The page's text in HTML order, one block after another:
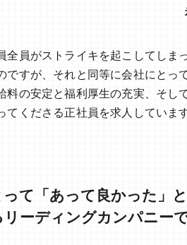
全員がストライキを起こしてし
ですが、それと同等に会社にと
料の安定と福利厚生の充実、そ
てくださる正社員を求人しています
て「あって良かった」と
ーディングカンパニー